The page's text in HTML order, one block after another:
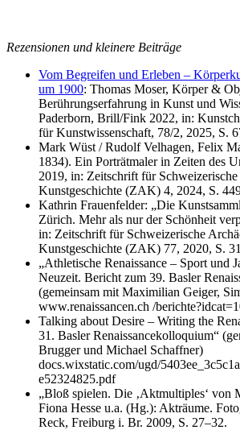
Rezensionen und kleinere Beiträge
Vom Begreifen und Erleben –
um 1900: Thomas Moser, Körper &
Berührungserfahrung in Kunst und
Paderborn, Brill/Fink 2022, in:
für Kunstwissenschaft, 78/2, 2025, S.
Mark Wüst / Rudolf Velhagen, Felix
1834). Ein Porträtmaler in Zeiten des
2019, in: Zeitschrift für
Kunstgeschichte (ZAK) 4, 2024, S.
Kathrin Frauenfelder: „Die
Zürich. Mehr als nur der Schönheit
in: Zeitschrift für Schweizerische
Kunstgeschichte (ZAK) 77, 2020, S.
„Athletische Renaissance – Sport und
Neuzeit. Bericht zum 39. Basler
(gemeinsam mit Maximilian Geiger,
www.renaissancen.ch /
Talking about Desire – Writing the
31. Basler Renaissancekolloquium“
Brugger und Michael Schaffner)
docs.wixstatic.com/ugd/
e52324825.pdf
„Bloß spielen. Die ‚Aktmultiples‘ von
Fiona Hesse u.a. (Hg.): Akträume.
Reck, Freiburg i. Br. 2009, S. 27–32.